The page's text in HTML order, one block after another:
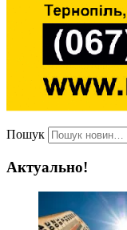
Пошук
Актуально!